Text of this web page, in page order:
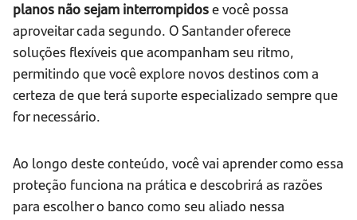
planos não sejam interrompidose você possa
aproveitar cada segundo. O Santander oferece
soluções flexíveis que acompanham seu ritmo,
permitindo que você explore novos destinos com a
certeza de que terá suporte especializado sempre que
for necessário.
Ao longo deste conteúdo, você vai aprender como essa
proteção funciona na prática e descobrirá as razões
para escolher o banco como seu aliado nessa